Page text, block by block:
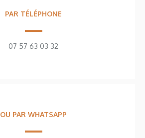
PAR TÉLÉPHONE
07 57 63 03 32
OU PAR WHATSAPP